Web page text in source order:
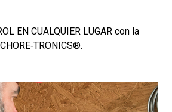
EN CUALQUIER LUGAR con la